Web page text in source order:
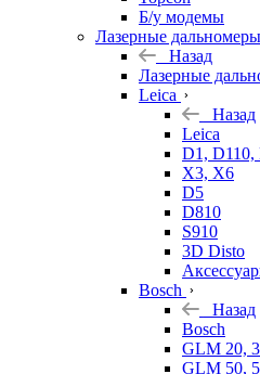
Б/у модемы
Лазерные дальномеры
Назад
Лазерные
Leica
Назад
Leica
D1, D110,
X3, X6
D5
D810
S910
3D Disto
Bosch
Назад
Bosch
GLM 20,
GLM 50,